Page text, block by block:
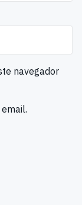
navegador